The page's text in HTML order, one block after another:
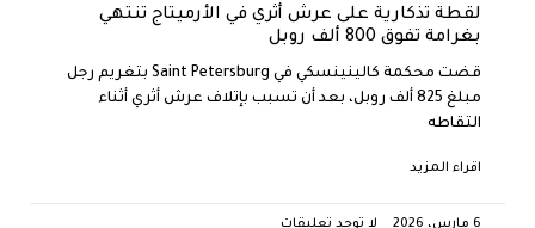
لقطة تذكارية على عرش أثري في الأرميتاج تنتهي
بغرامة تفوق 800 ألف روبل
قضت محكمة كالينينسكي في Saint Petersburg بتغريم رجل
مبلغ 825 ألف روبل، بعد أن تسبب بإتلاف عرش أثري أثناء
التقاطه
اقراء المزيد
6 مارس، 2026 لا توجد تعليقات